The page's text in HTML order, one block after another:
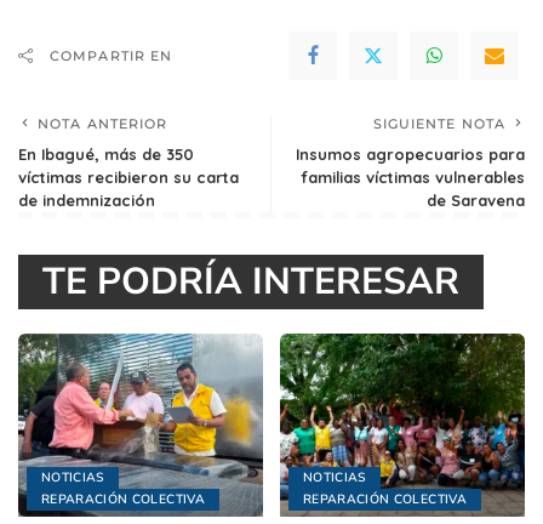
COMPARTIR EN
NOTA ANTERIOR
​En Ibagué, más de 350
víctimas recibieron su carta
de indemnización
SIGUIENTE NOTA
Insumos agropecuarios para
familias víctimas vulnerables
de Saravena
TE PODRÍA INTERESAR
NOTICIAS
REPARACIÓN COLECTIVA
NOTICIAS
REPARACIÓN COLECTIVA